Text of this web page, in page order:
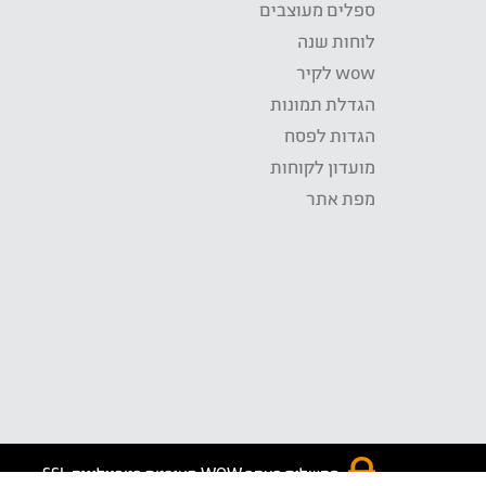
ספלים מעוצבים
לוחות שנה
wow לקיר
הגדלת תמונות
הגדות לפסח
מועדון לקוחות
מפת אתר
התשלום באתר WOW מאובטח בטכנולוגית SSL